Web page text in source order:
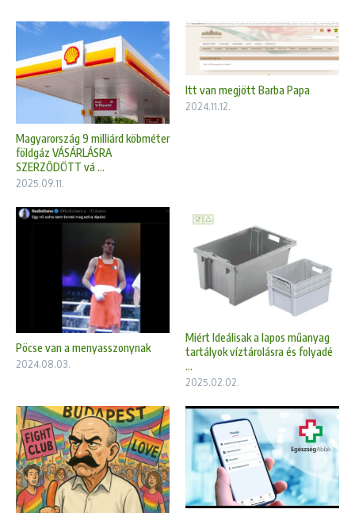
Magyarország 9 milliárd köbméter
földgáz VÁSÁRLÁSRA
SZERZŐDÖTT vá ...
2025.09.11.
Itt van megjött Barba Papa
2024.11.12.
Pöcse van a menyasszonynak
2024.08.03.
Miért Ideálisak a lapos műanyag
tartályok víztárolásra és folyadé
...
2025.02.02.